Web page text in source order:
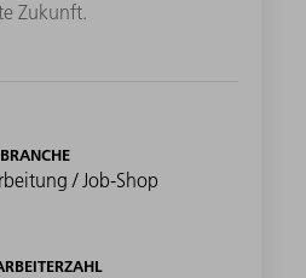
Zukunft.
BRANCHE
/ Job-Shop